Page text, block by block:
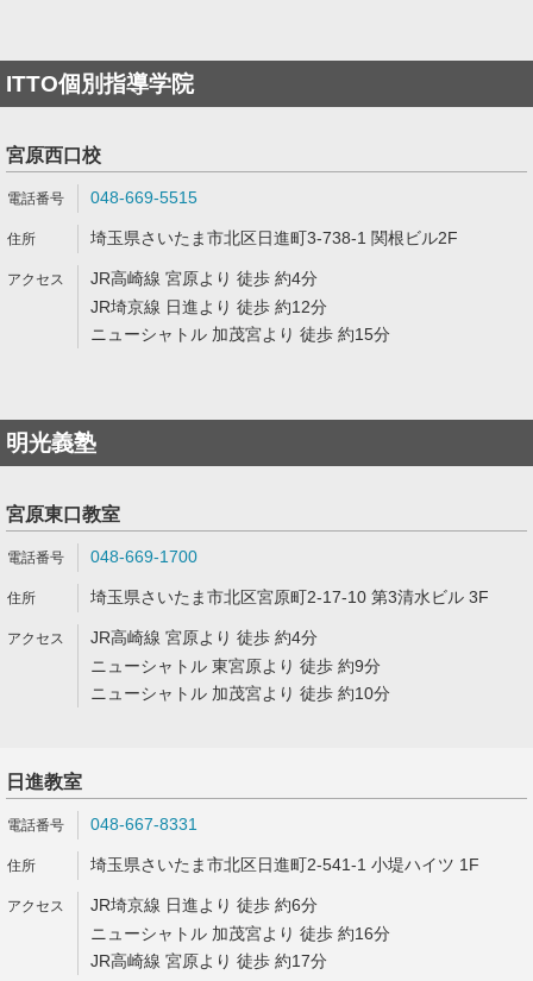
ITTO個別指導学院
宮原西口校
048-669-5515
埼玉県さいたま市北区日進町3-738-1 関根ビル2F
JR高崎線 宮原より 徒歩 約4分
JR埼京線 日進より 徒歩 約12分
ニューシャトル 加茂宮より 徒歩 約15分
明光義塾
宮原東口教室
048-669-1700
埼玉県さいたま市北区宮原町2-17-10 第3清水ビル 3F
JR高崎線 宮原より 徒歩 約4分
ニューシャトル 東宮原より 徒歩 約9分
ニューシャトル 加茂宮より 徒歩 約10分
日進教室
048-667-8331
埼玉県さいたま市北区日進町2-541-1 小堤ハイツ 1F
JR埼京線 日進より 徒歩 約6分
ニューシャトル 加茂宮より 徒歩 約16分
JR高崎線 宮原より 徒歩 約17分